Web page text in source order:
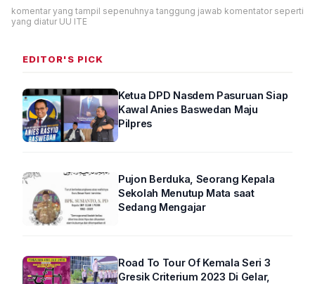
komentar yang tampil sepenuhnya tanggung jawab komentator seperti
yang diatur UU ITE
EDITOR'S PICK
Ketua DPD Nasdem Pasuruan Siap
Kawal Anies Baswedan Maju
Pilpres
Pujon Berduka, Seorang Kepala
Sekolah Menutup Mata saat
Sedang Mengajar
Road To Tour Of Kemala Seri 3
Gresik Criterium 2023 Di Gelar,